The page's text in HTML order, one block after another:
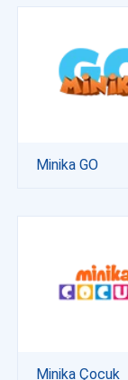
Minika GO
Minika Çocuk